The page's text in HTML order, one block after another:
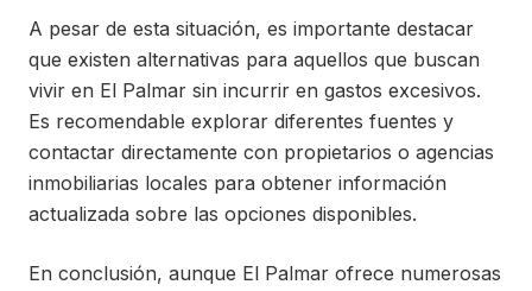
A pesar de esta situación, es importante destacar
que existen alternativas para aquellos que buscan
vivir en El Palmar sin incurrir en gastos excesivos.
Es recomendable explorar diferentes fuentes y
contactar directamente con propietarios o agencias
inmobiliarias locales para obtener información
actualizada sobre las opciones disponibles.
En conclusión, aunque El Palmar ofrece numerosas